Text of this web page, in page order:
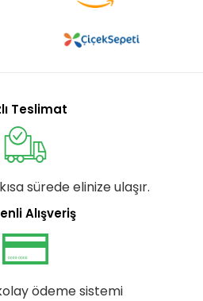
Teslimat
sürede elinize ulaşır.
Alışveriş
ödeme sistemi